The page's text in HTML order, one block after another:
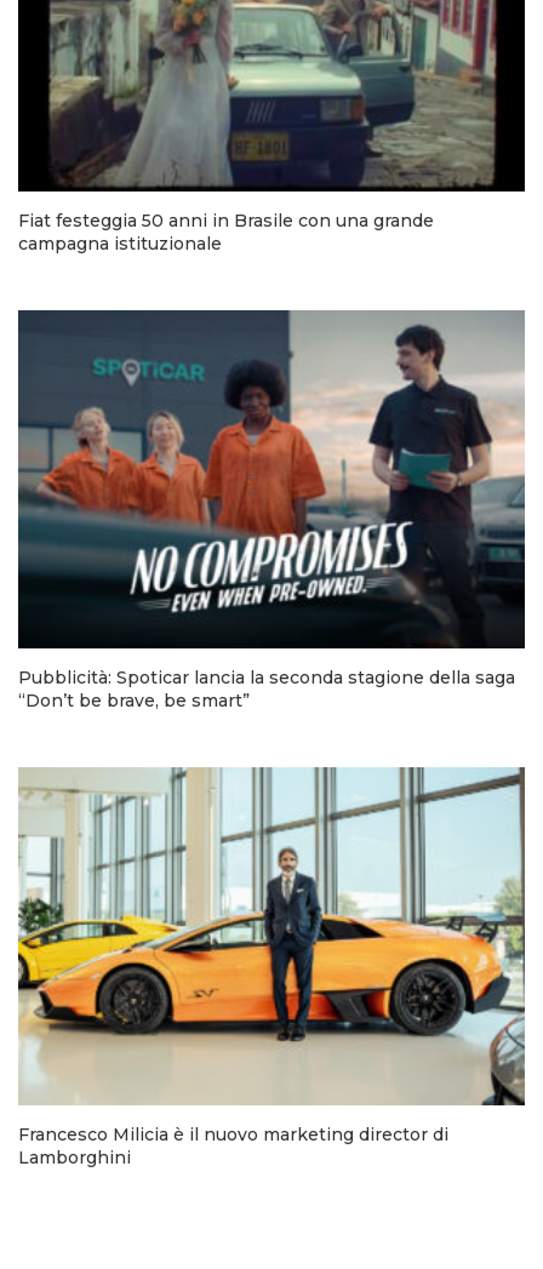
Fiat festeggia 50 anni in Brasile con una grande
campagna istituzionale
Pubblicità: Spoticar lancia la seconda stagione della saga
“Don’t be brave, be smart”
Francesco Milicia è il nuovo marketing director di
Lamborghini